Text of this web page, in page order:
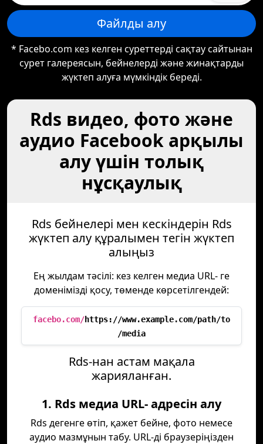
Файлды алу
* Facebo.com кез келген суреттерді сақтау сайтынан
сурет галереясын, бейнелерді және жинақтарды
жүктеп алуға мүмкіндік береді.
Rds видео, фото және
аудио Facebook арқылы
алу үшін толық
нұсқаулық
Rds бейнелері мен кескіндерін Rds
жүктеп алу құралымен тегін жүктеп
алыңыз
Ең жылдам тәсілі: кез келген медиа URL- ге
доменімізді қосу, төменде көрсетілгендей:
facebo.com/https://www.example.com/path/to
/media
Rds-нан астам мақала
жарияланған.
1. Rds медиа URL- адресін алу
Rds дегенге өтіп, қажет бейне, фото немесе
аудио мазмұнын табу. URL-ді браузеріңізден